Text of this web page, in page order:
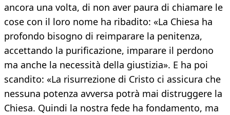
ancora una volta, di non aver paura di chiamare le
cose con il loro nome ha ribadito: «La Chiesa ha
profondo bisogno di reimparare la penitenza,
accettando la purificazione, imparare il perdono
ma anche la necessità della giustizia». E ha poi
scandito: «La risurrezione di Cristo ci assicura che
nessuna potenza avversa potrà mai distruggere la
Chiesa. Quindi la nostra fede ha fondamento, ma